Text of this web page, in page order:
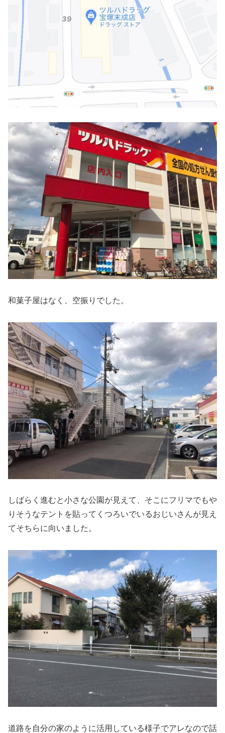
和菓子屋はなく、空振りでした。
しばらく進むと小さな公園が見えて、そこにフリマでもや
りそうなテントを貼ってくつろいでいるおじいさんが見え
てそちらに向いました。
道路を自分の家のように活用している様子でアレなので話